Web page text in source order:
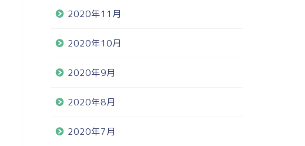
2020年11月
2020年10月
2020年9月
2020年8月
2020年7月